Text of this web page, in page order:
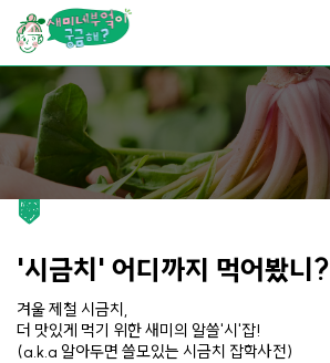
요리가건강해지는 부엌
요리가쉬워지는부엌
'시금치' 어디까지 먹어봤니?
겨울 제철 시금치,
더 맛있게 먹기 위한 새미의 알쓸'시'잡!
(a.k.a 알아두면 쓸모있는 시금치 잡학사전)